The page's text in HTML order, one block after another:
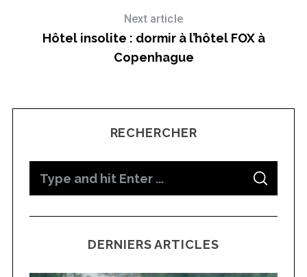
Next article
Hôtel insolite : dormir à l’hôtel FOX à
Copenhague
RECHERCHER
S
A
C
DERNIERS ARTICLES